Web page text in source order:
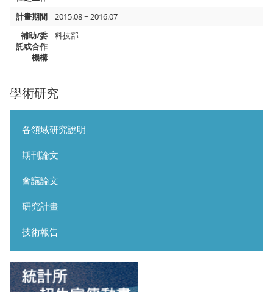
學術研究
各領域研究說明
期刊論文
會議論文
研究計畫
技術報告
計畫期間
2015.08 ~ 2016.07
補助/委
託或合作
機構
科技部